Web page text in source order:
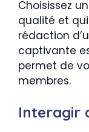
Choisissez
qualité et
rédaction
captivante
permet de
membres.
Interagir